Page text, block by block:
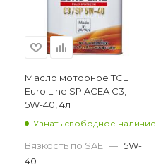
Масло моторное TCL
Euro Line SP ACEA C3,
5W-40, 4л
Узнать свободное наличие
Вязкость по SAE — 5W-
40